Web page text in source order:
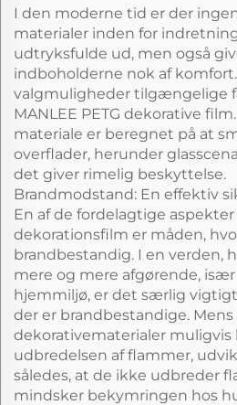
I den moderne tid er der
materialer inden for
udtryksfulde ud, men også
indboholderne nok af
valgmuligheder tilgængelige
MANLEE PETG dekorative
materiale er beregnet på at
overflader, herunder
det giver rimelig beskyttelse.
Brandmodstand: En effektiv
En af de fordelagtige aspekter
dekorationsfilm er måden,
brandbestandig. I en verden,
mere og mere afgørende,
hjemmiljø, er det særlig
der er brandbestandige.
dekorativematerialer muligvis
udbredelsen af flammer,
således, at de ikke udbreder
mindsker bekymringen hos